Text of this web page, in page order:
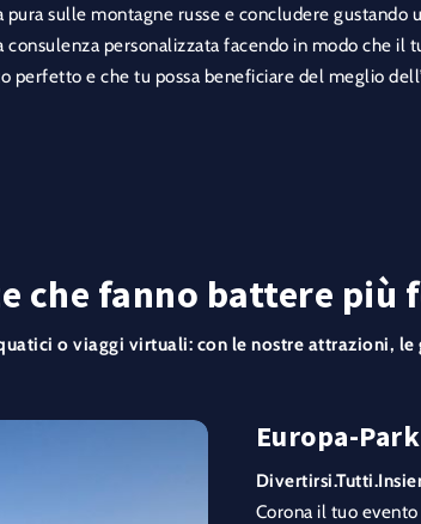
pura sulle montagne russe e concludere gustando
consulenza personalizzata facendo in modo che il
perfetto e che tu possa beneficiare del meglio
che fanno battere più
o viaggi virtuali: con le nostre attrazioni,
Europa-Park
Corona il tuo